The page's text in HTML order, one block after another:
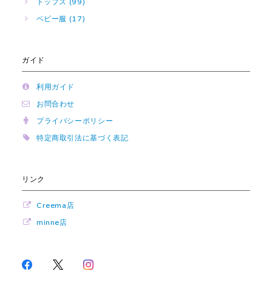
ベビー服 (17)
ガイド
利用ガイド
お問合わせ
プライバシーポリシー
特定商取引法に基づく表記
リンク
Creema店
minne店